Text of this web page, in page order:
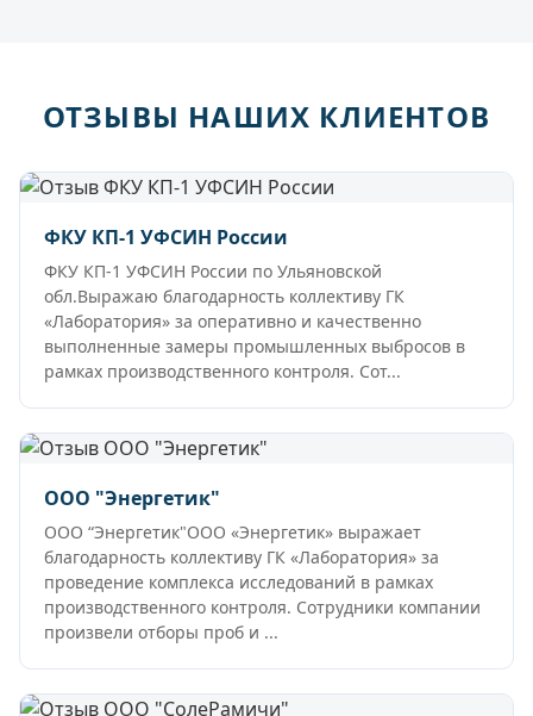
ОТЗЫВЫ НАШИХ КЛИЕНТОВ
ФКУ КП-1 УФСИН России
ФКУ КП-1 УФСИН России по Ульяновской
обл.Выражаю благодарность коллективу ГК
«Лаборатория» за оперативно и качественно
выполненные замеры промышленных выбросов в
рамках производственного контроля. Сот...
ООО "Энергетик"
ООО “Энергетик"ООО «Энергетик» выражает
благодарность коллективу ГК «Лаборатория» за
проведение комплекса исследований в рамках
производственного контроля. Сотрудники компании
произвели отборы проб и ...